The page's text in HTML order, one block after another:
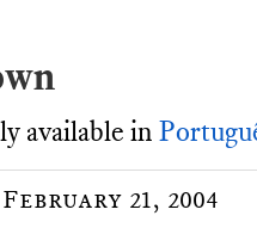
available in
February 21, 2004